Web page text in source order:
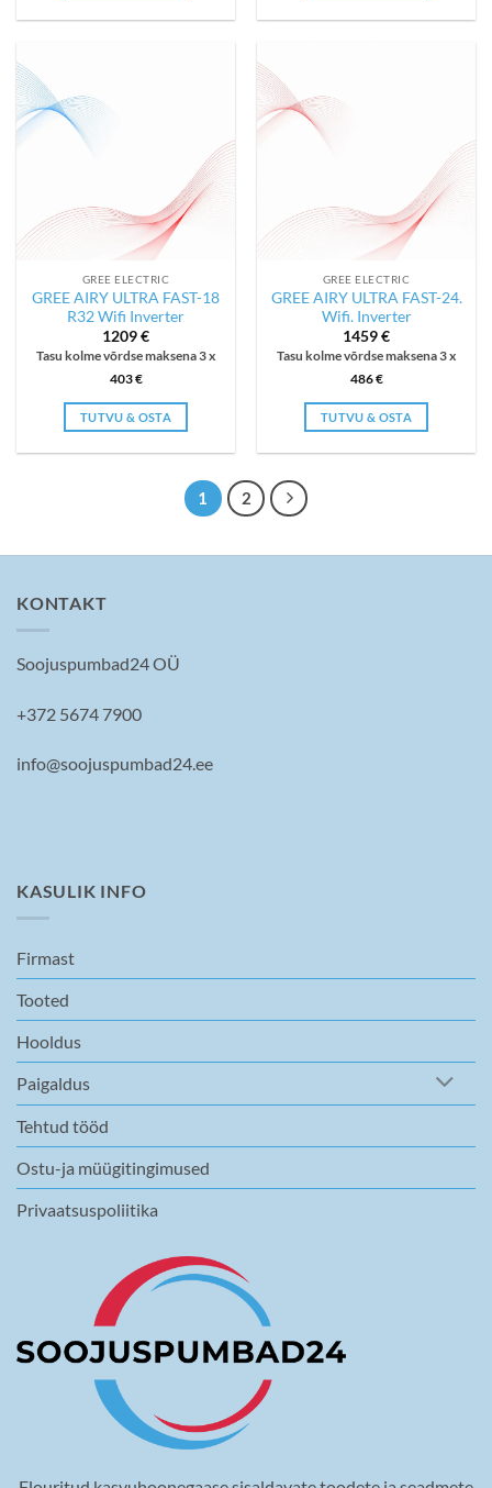
GREE ELECTRIC
GREE AIRY ULTRA FAST-18
R32 Wifi Inverter
1209€
Tasu kolme võrdse maksena 3 x
403€
TUTVU & OSTA
GREE ELECTRIC
GREE AIRY ULTRA FAST-24.
Wifi. Inverter
1459€
Tasu kolme võrdse maksena 3 x
486€
TUTVU & OSTA
1 2
KONTAKT
Soojuspumbad24 OÜ
+372 5674 7900
info@soojuspumbad24.ee
KASULIK INFO
Firmast
Tooted
Hooldus
Paigaldus
Tehtud tööd
Ostu-ja müügitingimused
Privaatsuspoliitika